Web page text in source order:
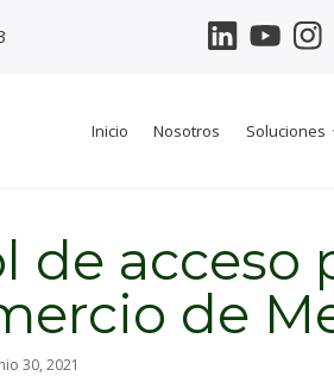
Inicio Nosotros Soluciones
de acceso
de
30, 2021